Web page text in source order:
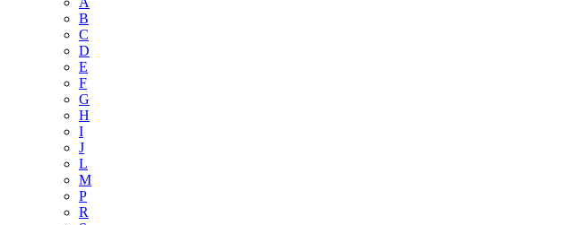
B
C
D
E
F
G
H
I
J
L
M
P
R